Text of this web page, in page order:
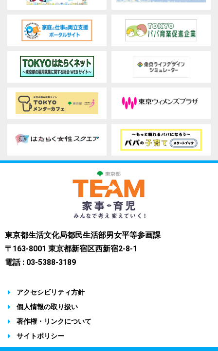
東京都生活文化局都民生活部男女平等参画課
〒163-8001 東京都新宿区西新宿2-8-1
電話 : 03-5388-3189
アクセシビリティ方針
個人情報の取り扱い
著作権・リンクについて
サイトポリシー